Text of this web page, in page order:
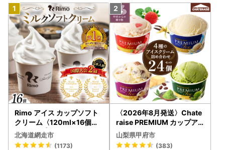
Rimo アイス カップソフト
クリーム〈120ml×16個〉
ABA002 | アイス
北海道網走市
(1173)
〈2026年8月発送〉Chate
raise PREMIUM カップア
イス 詰合せ 4種 24個 アイ
ス
山梨県甲府市
(383)